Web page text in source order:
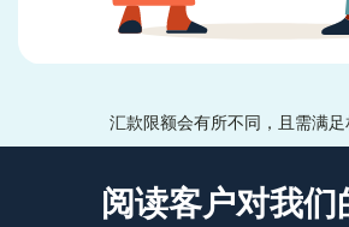
汇款限额会有所不同，且需满足
阅读客户对我们